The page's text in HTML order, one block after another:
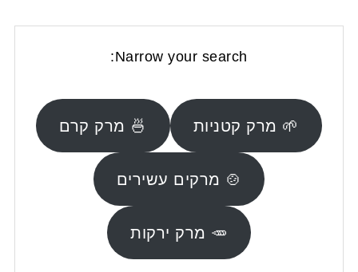
Narrow your search:
🌱 מרק קטניות 🍜 מרק קרם
🍲 מרקים עשירים
🥕 מרק ירקות